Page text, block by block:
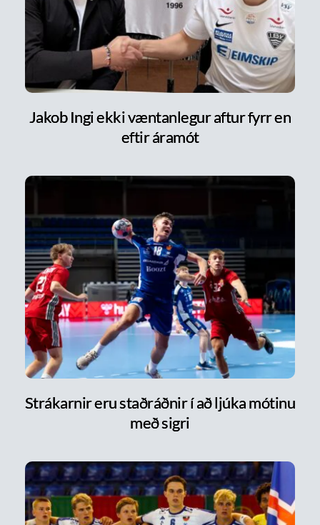
Jakob Ingi ekki væntanlegur aftur fyrr en
eftir áramót
Strákarnir eru staðráðnir í að ljúka mótinu
með sigri